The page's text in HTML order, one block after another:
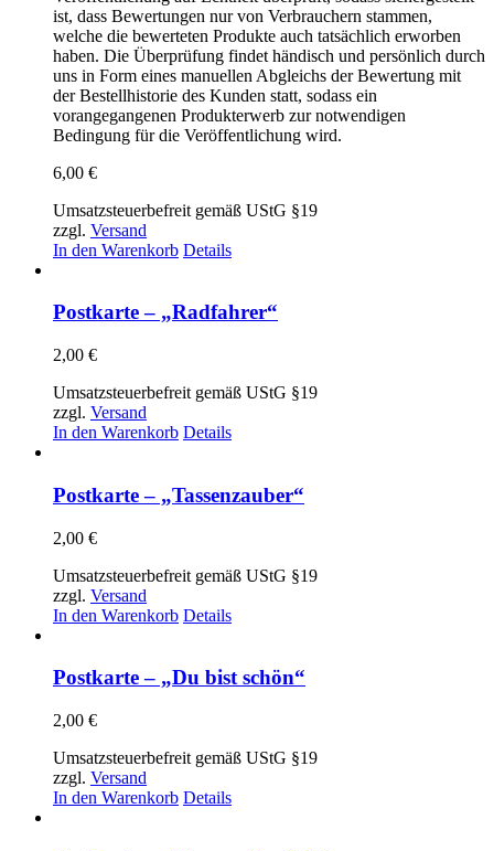
ist, dass Bewertungen nur von Verbrauchern stammen,
welche die bewerteten Produkte auch tatsächlich erworben
haben. Die Überprüfung findet händisch und persönlich durch
uns in Form eines manuellen Abgleichs der Bewertung mit
der Bestellhistorie des Kunden statt, sodass ein
vorangegangenen Produkterwerb zur notwendigen
Bedingung für die Veröffentlichung wird.
6,00 €
Umsatzsteuerbefreit gemäß UStG §19
zzgl. Versand
In den Warenkorb Details
Postkarte – „Radfahrer“
2,00 €
Umsatzsteuerbefreit gemäß UStG §19
zzgl. Versand
In den Warenkorb Details
Postkarte – „Tassenzauber“
2,00 €
Umsatzsteuerbefreit gemäß UStG §19
zzgl. Versand
In den Warenkorb Details
Postkarte – „Du bist schön“
2,00 €
Umsatzsteuerbefreit gemäß UStG §19
zzgl. Versand
In den Warenkorb Details